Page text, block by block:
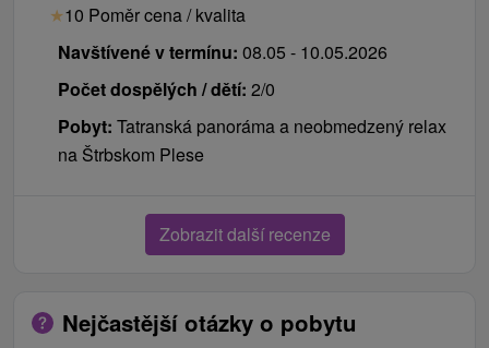
★10 Poměr cena / kvalita
Navštívené v termínu: 08.05 - 10.05.2026
Počet dospělých / dětí: 2/0
Pobyt: Tatranská panoráma a neobmedzený relax
na Štrbskom Plese
Zobrazit další recenze
Nejčastější otázky o pobytu